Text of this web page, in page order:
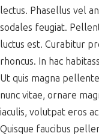
lectus. Phasellus vel
sodales feugiat.
luctus est. Curabitur
rhoncus. In hac
Ut quis magna
nunc vitae, ornare
iaculis, volutpat eros
Quisque faucibus